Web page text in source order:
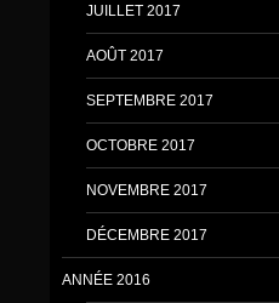
JUILLET 2017
AOÛT 2017
SEPTEMBRE 2017
OCTOBRE 2017
NOVEMBRE 2017
DÉCEMBRE 2017
ANNÉE 2016